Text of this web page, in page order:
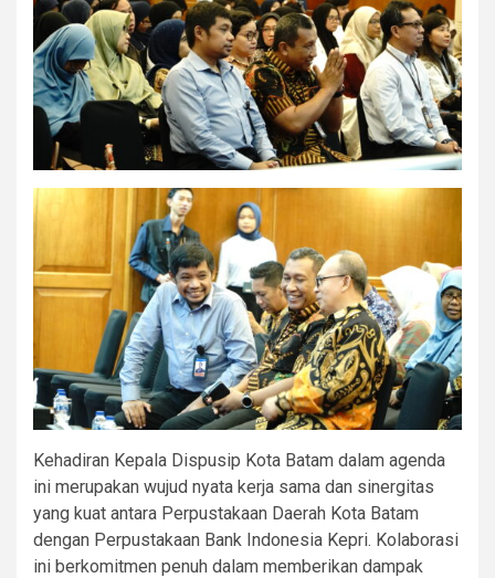
Kehadiran Kepala Dispusip Kota Batam dalam agenda
ini merupakan wujud nyata kerja sama dan sinergitas
yang kuat antara Perpustakaan Daerah Kota Batam
dengan Perpustakaan Bank Indonesia Kepri. Kolaborasi
ini berkomitmen penuh dalam memberikan dampak